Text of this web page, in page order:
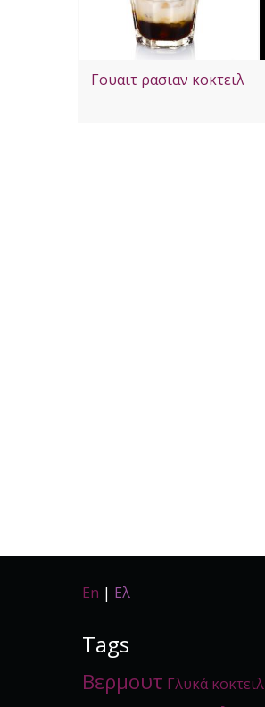
Γουαιτ ρασιαν κοκτειλ
En | Ελ
Tags
Βερμουτ Γλυκά κοκτειλ